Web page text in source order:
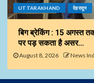
UTTARAKHAND देहरादून
बिग ब्रेकिंग : 15 अगस्त
पर पड़ सकता है असर…
August 8, 2026 News